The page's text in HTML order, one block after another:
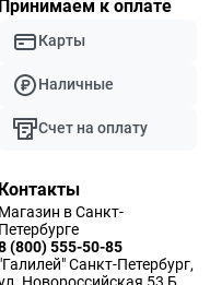
Принимаем к оплате
Карты
Наличные
Счет на оплату
Контакты
Магазин в Санкт-
Петербурге
(800) 555-50-85
"Галилей" Санкт-Петербург,
Новороссийская 53 Б